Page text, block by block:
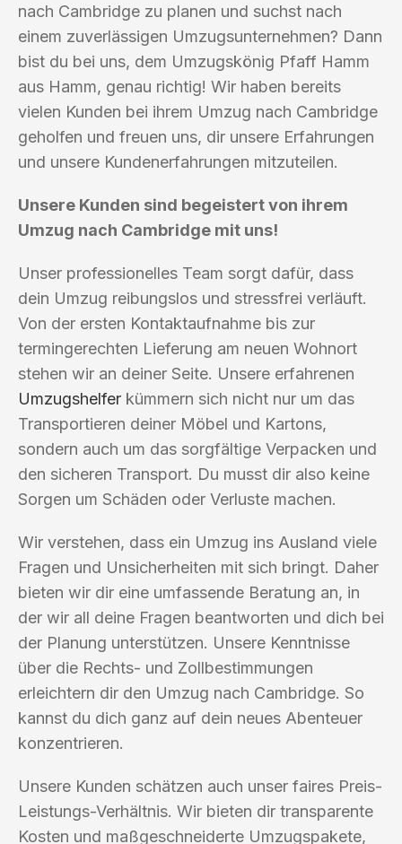
nach Cambridge zu planen und suchst nach
einem zuverlässigen Umzugsunternehmen? Dann
bist du bei uns, dem Umzugskönig Pfaff Hamm
aus Hamm, genau richtig! Wir haben bereits
vielen Kunden bei ihrem Umzug nach Cambridge
geholfen und freuen uns, dir unsere Erfahrungen
und unsere Kundenerfahrungen mitzuteilen.
Unsere Kunden sind begeistert von ihrem
Umzug nach Cambridge mit uns!
Unser professionelles Team sorgt dafür, dass
dein Umzug reibungslos und stressfrei verläuft.
Von der ersten Kontaktaufnahme bis zur
termingerechten Lieferung am neuen Wohnort
stehen wir an deiner Seite. Unsere erfahrenen
Umzugshelfer kümmern sich nicht nur um das
Transportieren deiner Möbel und Kartons,
sondern auch um das sorgfältige Verpacken und
den sicheren Transport. Du musst dir also keine
Sorgen um Schäden oder Verluste machen.
Wir verstehen, dass ein Umzug ins Ausland viele
Fragen und Unsicherheiten mit sich bringt. Daher
bieten wir dir eine umfassende Beratung an, in
der wir all deine Fragen beantworten und dich bei
der Planung unterstützen. Unsere Kenntnisse
über die Rechts- und Zollbestimmungen
erleichtern dir den Umzug nach Cambridge. So
kannst du dich ganz auf dein neues Abenteuer
konzentrieren.
Unsere Kunden schätzen auch unser faires Preis-
Leistungs-Verhältnis. Wir bieten dir transparente
Kosten und maßgeschneiderte Umzugspakete,